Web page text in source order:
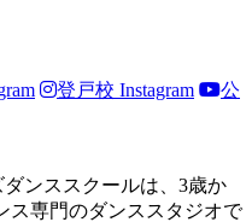
登戸校 Instagram
公
ンススクールは、3歳か
ス専門のダンススタジオで